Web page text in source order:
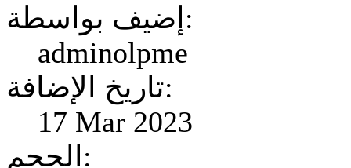
إضيف بواسطة:
adminolpme
تاريخ الإضافة:
17 Mar 2023
الحجم: